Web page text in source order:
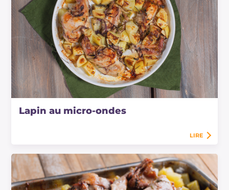
Lapin au micro-ondes
LIRE